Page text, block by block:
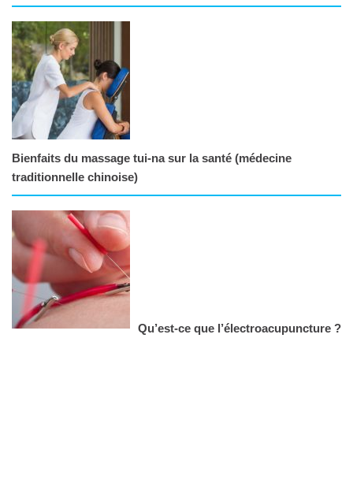
Bienfaits du massage tui-na sur la santé (médecine
traditionnelle chinoise)
Qu’est-ce que l’électroacupuncture ?